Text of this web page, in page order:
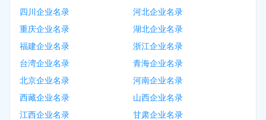
四川企业名录
河北企业名录
重庆企业名录
湖北企业名录
福建企业名录
浙江企业名录
台湾企业名录
青海企业名录
北京企业名录
河南企业名录
西藏企业名录
山西企业名录
江西企业名录
甘肃企业名录